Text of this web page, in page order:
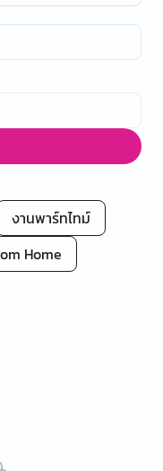
งานพาร์ทไทม์
Home